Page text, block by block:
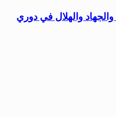
والجهاد والهلال في دوري